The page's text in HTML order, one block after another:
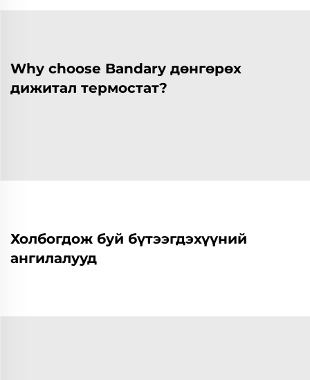
Why choose Bandary дөнгөрөх
дижитал термостат?
Холбогдож буй бүтээгдэхүүний
ангилалууд